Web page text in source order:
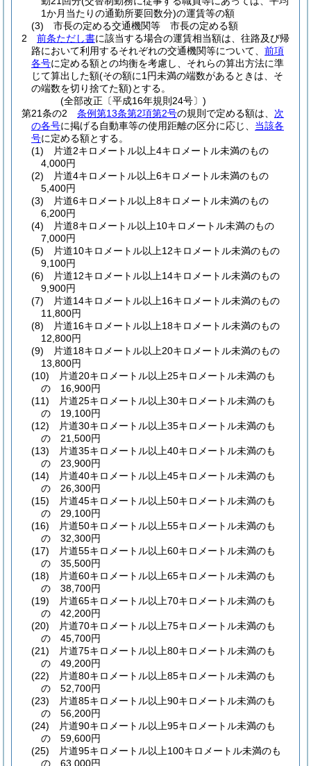
1か月当たりの通勤所要回数分)の運賃等の額
(3)
市長の定める交通機関等 市長の定める額
2
前条ただし書に該当する場合の運賃相当額は、往路及び帰
路において利用するそれぞれの交通機関等について、 前項
各号に定める額との均衡を考慮し、それらの算出方法に準
じて算出した額(その額に1円未満の端数があるときは、そ
の端数を切り捨てた額)とする。
(全部改正〔平成16年規則24号〕)
第21条の2
条例第13条第2項第2号の規則で定める額は、 次
の各号に掲げる自動車等の使用距離の区分に応じ、 当該各
号に定める額とする。
(1)
片道2キロメートル以上4キロメートル未満のもの
4,000円
(2)
片道4キロメートル以上6キロメートル未満のもの
5,400円
(3)
片道6キロメートル以上8キロメートル未満のもの
6,200円
(4)
片道8キロメートル以上10キロメートル未満のもの
7,000円
(5)
片道10キロメートル以上12キロメートル未満のもの
9,100円
(6)
片道12キロメートル以上14キロメートル未満のもの
9,900円
(7)
片道14キロメートル以上16キロメートル未満のもの
11,800円
(8)
片道16キロメートル以上18キロメートル未満のもの
12,800円
(9)
片道18キロメートル以上20キロメートル未満のもの
13,800円
(10)
片道20キロメートル以上25キロメートル未満のも
の 16,900円
(11)
片道25キロメートル以上30キロメートル未満のも
の 19,100円
(12)
片道30キロメートル以上35キロメートル未満のも
の 21,500円
(13)
片道35キロメートル以上40キロメートル未満のも
の 23,900円
(14)
片道40キロメートル以上45キロメートル未満のも
の 26,300円
(15)
片道45キロメートル以上50キロメートル未満のも
の 29,100円
(16)
片道50キロメートル以上55キロメートル未満のも
の 32,300円
(17)
片道55キロメートル以上60キロメートル未満のも
の 35,500円
(18)
片道60キロメートル以上65キロメートル未満のも
の 38,700円
(19)
片道65キロメートル以上70キロメートル未満のも
の 42,200円
(20)
片道70キロメートル以上75キロメートル未満のも
の 45,700円
(21)
片道75キロメートル以上80キロメートル未満のも
の 49,200円
(22)
片道80キロメートル以上85キロメートル未満のも
の 52,700円
(23)
片道85キロメートル以上90キロメートル未満のも
の 56,200円
(24)
片道90キロメートル以上95キロメートル未満のも
の 59,600円
(25)
片道95キロメートル以上100キロメートル未満のも
の 63,000円